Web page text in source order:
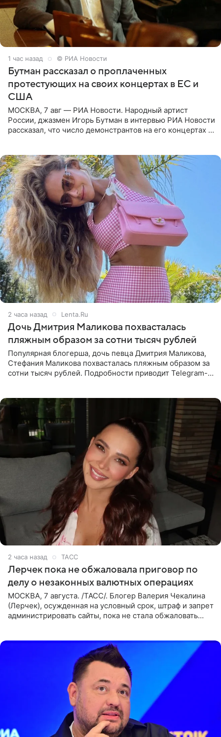
1 час назад © РИА Новости
Бутман рассказал о проплаченных
протестующих на своих концертах в ЕС и
США
МОСКВА, 7 авг — РИА Новости. Народный артист
России, джазмен Игорь Бутман в интервью РИА Новости
рассказал, что число демонстрантов на его концертах в
2 часа назад Lenta.Ru
Дочь Дмитрия Маликова похвасталась
пляжным образом за сотни тысяч рублей
Популярная блогерша, дочь певца Дмитрия Маликова,
Стефания Маликова похвасталась пляжным образом за
сотни тысяч рублей. Подробности приводит Telegram-
2 часа назад ТАСС
Лерчек пока не обжаловала приговор по
делу о незаконных валютных операциях
МОСКВА, 7 августа. /ТАСС/. Блогер Валерия Чекалина
(Лерчек), осужденная на условный срок, штраф и запрет
администрировать сайты, пока не стала обжаловать